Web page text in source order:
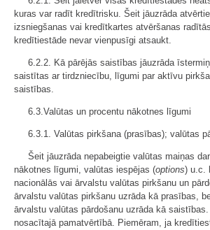
kuras var radīt kredītrisku. Šeit jāuzrāda
izsniegšanas vai kredītkartes atvēršanas
kredītiestāde nevar vienpusīgi atsaukt.
6.2.2. Kā pārējās saistības jāuzrāda
saistītas ar tirdzniecību, līgumi par aktīvu
saistības.
6.3.Valūtas un procentu nākotnes līgumi
6.3.1. Valūtas pirkšana (prasības); valūtas
Šeit jāuzrāda nepabeigtie valūtas maiņas
nākotnes līgumi, valūtas iespējas (options) u.c.
nacionālās vai ārvalstu valūtas pirkšanu un
ārvalstu valūtas pirkšanu uzrāda kā prasības,
ārvalstu valūtas pārdošanu uzrāda kā
nosacītajā pamatvērtībā. Piemēram, ja